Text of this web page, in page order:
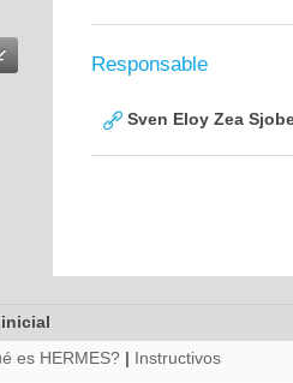
Responsable
Sven Eloy Zea
es HERMES? | Instructivos